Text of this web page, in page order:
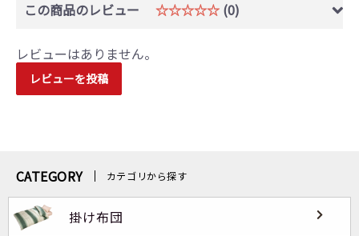
この商品のレビュー ☆☆☆☆☆ (0)
レビューはありません。
レビューを投稿
CATEGORY カテゴリから探す
掛け布団